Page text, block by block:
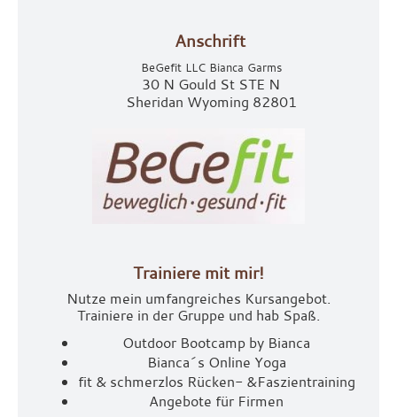
Anschrift
BeGefit LLC Bianca Garms
30 N Gould St STE N
Sheridan Wyoming 82801
Trainiere mit mir!
Nutze mein umfangreiches Kursangebot.
Trainiere in der Gruppe und hab Spaß.
Outdoor Bootcamp by Bianca
Bianca´s Online Yoga
fit & schmerzlos Rücken- &Faszientraining
Angebote für Firmen